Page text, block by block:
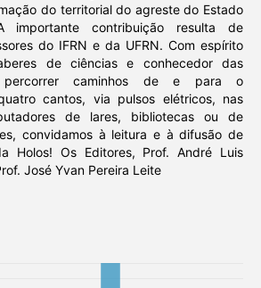
do territorial do agreste do Estado
importante contribuição resulta de
do IFRN e da UFRN. Com espírito
de ciências e conhecedor das
percorrer caminhos de e para o
cantos, via pulsos elétricos, nas
de lares, bibliotecas ou de
convidamos à leitura e à difusão de
Holos! Os Editores, Prof. André Luis
José Yvan Pereira Leite